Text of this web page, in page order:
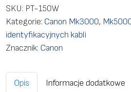
ś
ć
W
h
t
SKU: PT-150W
Kategorie: Canon Mk3000,
identyfikacyjnych kabli
Znacznik: Canon
Opis Informacje dodatkowe